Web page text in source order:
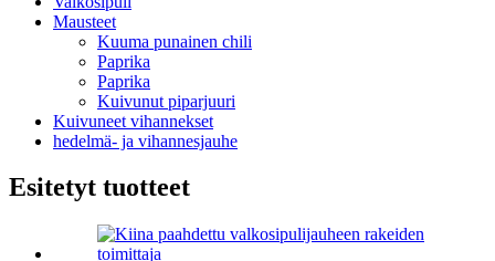
Mausteet
Kuuma punainen chili
Paprika
Paprika
Kuivunut piparjuuri
Kuivuneet vihannekset
hedelmä- ja vihannesjauhe
Esitetyt tuotteet